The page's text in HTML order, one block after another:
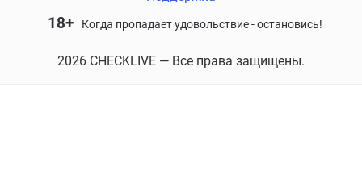
18+ Когда пропадает удовольствие - остановись!
2026 CHECKLIVE — Все права защищены.